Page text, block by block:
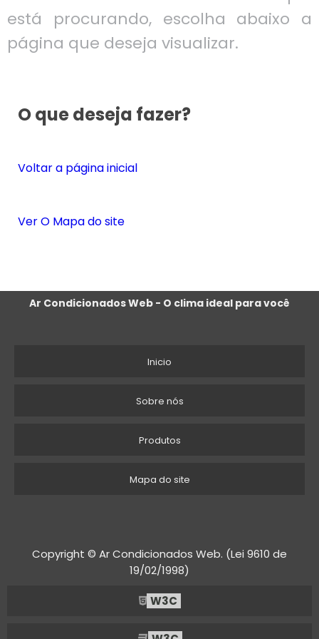
está procurando, escolha abaixo a
página que deseja visualizar.
O que deseja fazer?
Voltar a página inicial
Ver O Mapa do site
Ar Condicionados Web - O clima ideal para você
Inicio
Sobre nós
Produtos
Mapa do site
Copyright © Ar Condicionados Web. (Lei 9610 de
19/02/1998)
W3C